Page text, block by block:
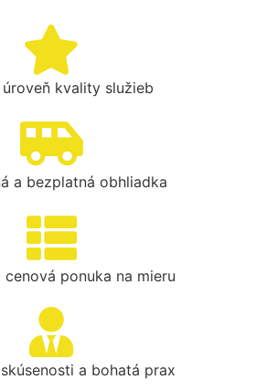
kvality služieb
a bezplatná obhliadka
cenová ponuka na mieru
a bohatá prax